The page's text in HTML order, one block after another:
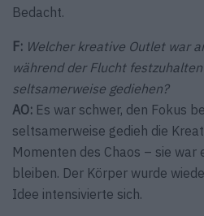
Bedacht.
F: Welcher kreative Outlet war
während der Flucht
seltsamerweise gediehen?
AO: Es war schwer, den Fokus
seltsamerweise gedieh die
Momenten des Chaos – sie war
bleiben. Der Körper wurde
Idee intensivierte sich.